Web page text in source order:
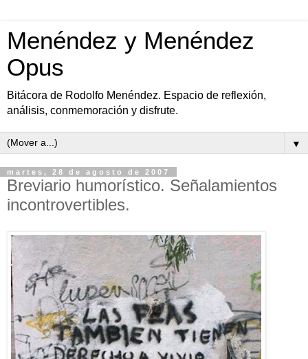
Menéndez y Menéndez
Opus
Bitácora de Rodolfo Menéndez. Espacio de reflexión,
análisis, conmemoración y disfrute.
▼
martes, 28 de agosto de 2007
Breviario humorístico. Señalamientos
incontrovertibles.